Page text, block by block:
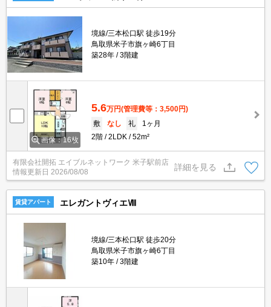
境線/三本松口駅 徒歩19分
鳥取県米子市旗ヶ崎6丁目
築28年
3階建
画像：16枚
5.6万円(管理費等：3,500円)
敷
なし 礼
1ヶ月
2階
2LDK 52m²
有限会社開拓 エイブルネットワーク 米子駅前店
情報更新日 2026/08/08
詳細を見る
賃貸アパート エレガントヴィエⅧ
境線/三本松口駅 徒歩20分
鳥取県米子市旗ヶ崎6丁目
築10年
3階建